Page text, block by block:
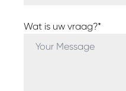
Wat is uw vraag?*